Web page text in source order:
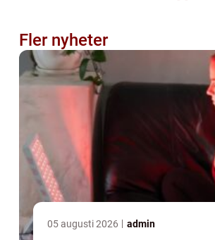
Fler nyheter
05 augusti 2026 admin